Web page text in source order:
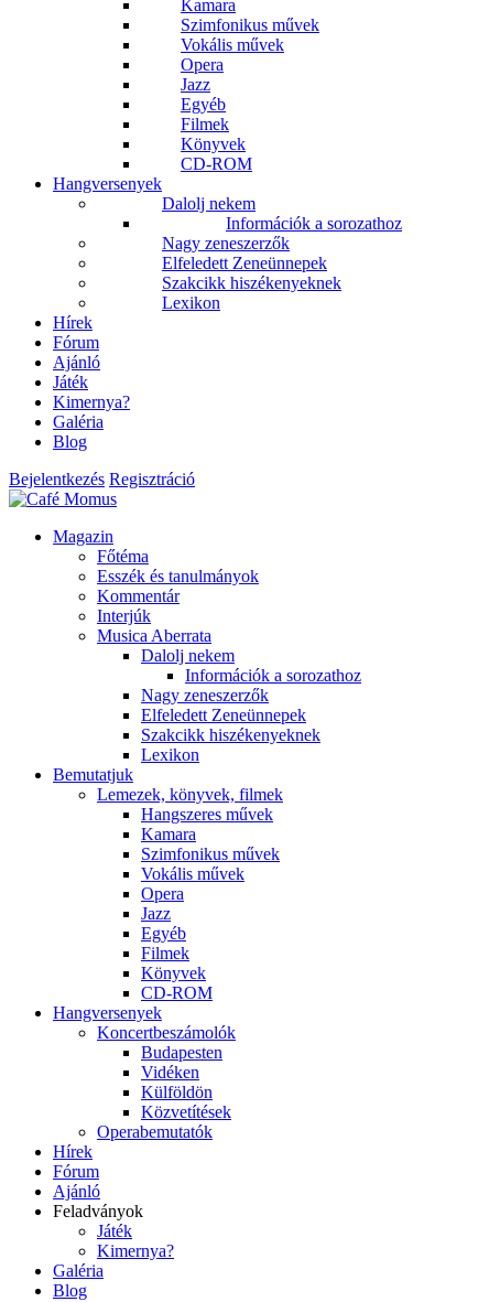
Kamara
Szimfonikus művek
Vokális művek
Opera
Jazz
Egyéb
Filmek
Könyvek
CD-ROM
Hangversenyek
Dalolj nekem
Információk a sorozathoz
Nagy zeneszerzők
Elfeledett Zeneünnepek
Szakcikk hiszékenyeknek
Lexikon
Hírek
Fórum
Ajánló
Játék
Kimernya?
Galéria
Blog
Bejelentkezés Regisztráció
Magazin
Főtéma
Esszék és tanulmányok
Kommentár
Interjúk
Musica Aberrata
Dalolj nekem
Információk a sorozathoz
Nagy zeneszerzők
Elfeledett Zeneünnepek
Szakcikk hiszékenyeknek
Lexikon
Bemutatjuk
Lemezek, könyvek, filmek
Hangszeres művek
Kamara
Szimfonikus művek
Vokális művek
Opera
Jazz
Egyéb
Filmek
Könyvek
CD-ROM
Hangversenyek
Koncertbeszámolók
Budapesten
Vidéken
Külföldön
Közvetítések
Operabemutatók
Hírek
Fórum
Ajánló
Feladványok
Játék
Kimernya?
Galéria
Blog